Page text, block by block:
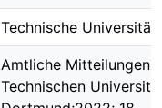
Technische
Amtliche Mitteilungen
Technischen